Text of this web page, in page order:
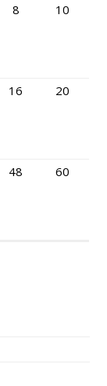
8 10
16 20
48 60